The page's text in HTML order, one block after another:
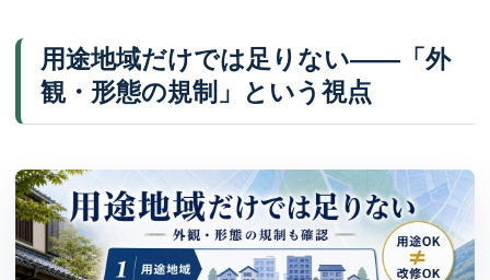
用途地域だけでは足りない——「外
観・形態の規制」という視点